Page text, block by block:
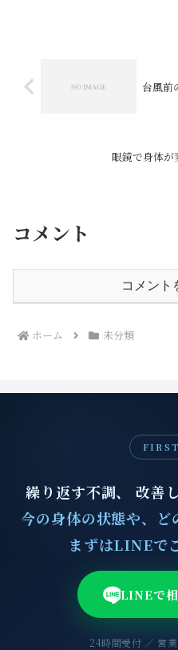
台風前
眼鏡で身体が
コメント
コメント
ホーム 未分類
繰り返す不調、 改善
今の身体の状態や、ど
まずはLINEで
LINEで
24時間受付 ／ 営